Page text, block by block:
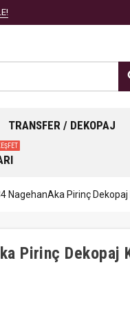
TRANSFER / DEKOPAJ
NagehanAka Pirinç Dekopaj
Pirinç Dekopaj